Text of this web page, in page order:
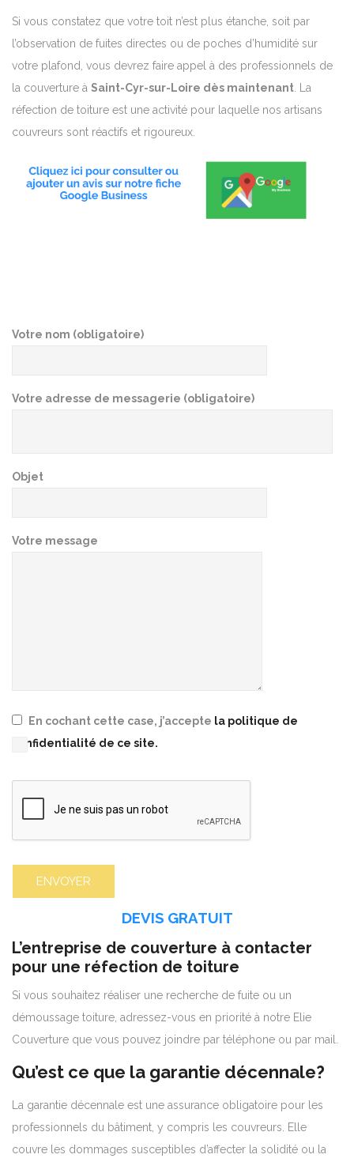
Si vous constatez que votre toit n’est plus étanche, soit par
l’observation de fuites directes ou de poches d’humidité sur
votre plafond, vous devrez faire appel à des professionnels de
la couverture à Saint-Cyr-sur-Loire dès maintenant. La
réfection de toiture est une activité pour laquelle nos artisans
couvreurs sont réactifs et rigoureux.
Votre nom (obligatoire)
Votre adresse de messagerie (obligatoire)
Objet
Votre message
En cochant cette case, j’accepte la politique de
confidentialité de ce site.
DEVIS GRATUIT
L’entreprise de couverture à contacter
pour une réfection de toiture
Si vous souhaitez réaliser une recherche de fuite ou un
démoussage toiture, adressez-vous en priorité à notre Elie
Couverture que vous pouvez joindre par téléphone ou par mail.
Qu’est ce que la garantie décennale?
La garantie décennale est une assurance obligatoire pour les
professionnels du bâtiment, y compris les couvreurs. Elle
couvre les dommages susceptibles d’affecter la solidité ou la